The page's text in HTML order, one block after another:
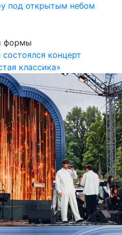
под открытым небом
формы
концерт
классика»